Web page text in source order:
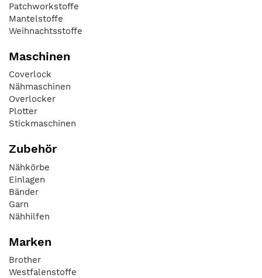
Patchworkstoffe
Mantelstoffe
Weihnachtsstoffe
Maschinen
Coverlock
Nähmaschinen
Overlocker
Plotter
Stickmaschinen
Zubehör
Nähkörbe
Einlagen
Bänder
Garn
Nähhilfen
Marken
Brother
Westfalenstoffe